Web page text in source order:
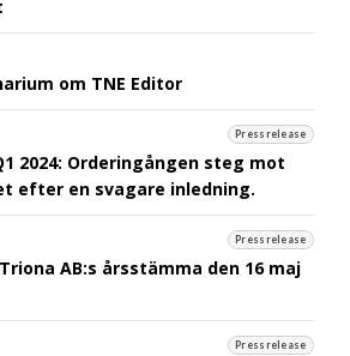
om TNE Editor
Pressrelease
2024: Orderingången steg mot
efter en svagare inledning.
Pressrelease
AB:s årsstämma den 16 maj
Pressrelease